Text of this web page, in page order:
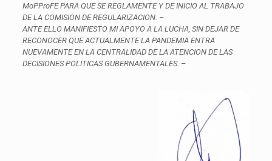
MoPProFE PARA QUE SE REGLAMENTE Y DE INICIO AL TRABAJO
DE LA COMISION DE REGULARIZACION. –
ANTE ELLO MANIFIESTO MI APOYO A LA LUCHA, SIN DEJAR DE
RECONOCER QUE ACTUALMENTE LA PANDEMIA ENTRA
NUEVAMENTE EN LA CENTRALIDAD DE LA ATENCION DE LAS
DECISIONES POLITICAS GUBERNAMENTALES. –